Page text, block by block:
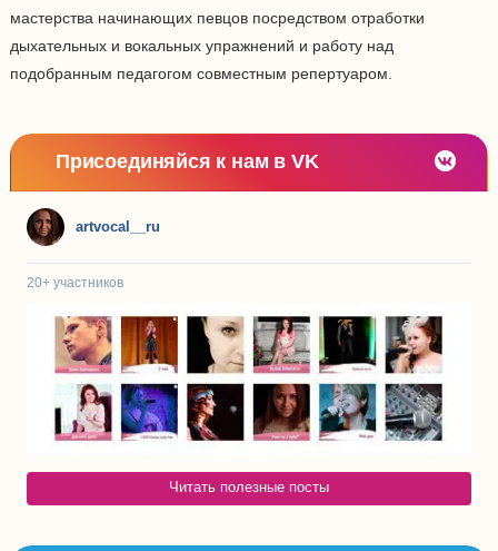
мастерства начинающих певцов посредством отработки
дыхательных и вокальных упражнений и работу над
подобранным педагогом совместным репертуаром.
Присоединяйся к нам в VK
artvocal__ru
20+ участников
Читать полезные посты